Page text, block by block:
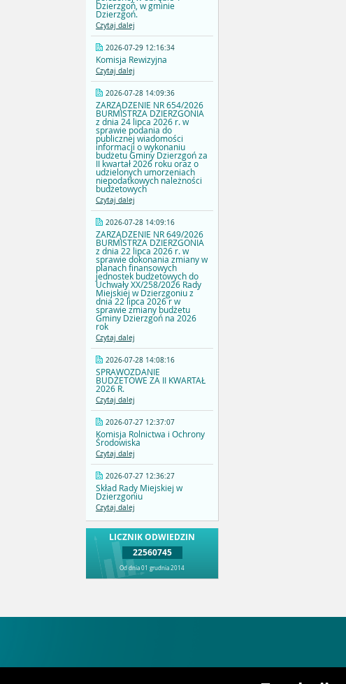
Dzierzgoń, w gminie
Dzierzgoń.
Czytaj dalej
2026-07-29 12:16:34
Komisja Rewizyjna
Czytaj dalej
2026-07-28 14:09:36
ZARZĄDZENIE NR 654/2026
BURMISTRZA DZIERZGONIA
z dnia 24 lipca 2026 r. w
sprawie podania do
publicznej wiadomości
informacji o wykonaniu
budżetu Gminy Dzierzgoń za
II kwartał 2026 roku oraz o
udzielonych umorzeniach
niepodatkowych należności
budżetowych
Czytaj dalej
2026-07-28 14:09:16
ZARZĄDZENIE NR 649/2026
BURMISTRZA DZIERZGONIA
z dnia 22 lipca 2026 r. w
sprawie dokonania zmiany w
planach finansowych
jednostek budżetowych do
Uchwały XX/258/2026 Rady
Miejskiej w Dzierzgoniu z
dnia 22 lipca 2026 r w
sprawie zmiany budżetu
Gminy Dzierzgoń na 2026
rok
Czytaj dalej
2026-07-28 14:08:16
SPRAWOZDANIE
BUDŻETOWE ZA II KWARTAŁ
2026 R.
Czytaj dalej
2026-07-27 12:37:07
Komisja Rolnictwa i Ochrony
Środowiska
Czytaj dalej
2026-07-27 12:36:27
Skład Rady Miejskiej w
Dzierzgoniu
Czytaj dalej
LICZNIK ODWIEDZIN
22560745
Od dnia 01 grudnia 2014